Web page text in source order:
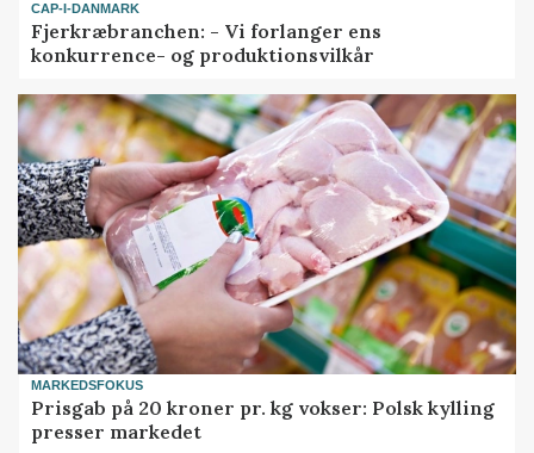
CAP-I-DANMARK
Fjerkræbranchen: - Vi forlanger ens
konkurrence- og produktionsvilkår
MARKEDSFOKUS
Prisgab på 20 kroner pr. kg vokser: Polsk kylling
presser markedet